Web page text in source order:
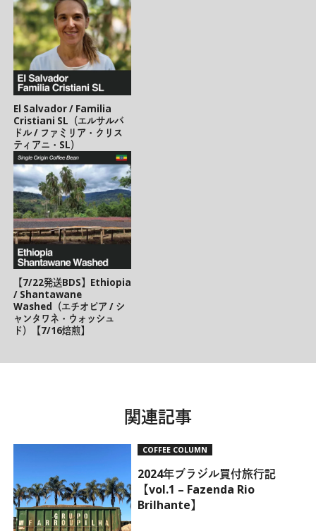
El Salvador / Familia
Cristiani SL（エルサルバ
ドル / ファミリア・クリス
ティアニ・SL）
【7/22発送BDS】Ethiopia
/ Shantawane
Washed（エチオピア / シ
ャンタワネ・ウォッシュ
ド）【7/16焙煎】
関連記事
COFFEE COLUMN
2024年ブラジル買付旅行記
【vol.1 – Fazenda Rio
Brilhante】